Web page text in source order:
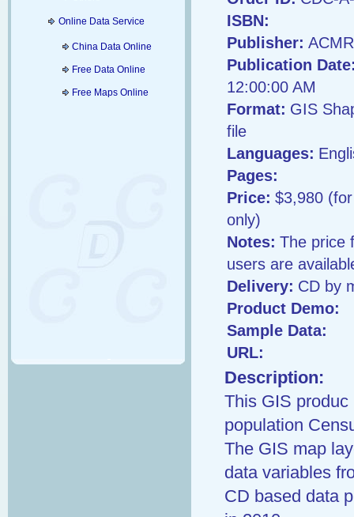
Online Data Service
China Data Online
Free Data Online
Free Maps Online
ISBN:
Publisher: ACMR
Publication
12:00:00 AM
Format: GIS
file
Languages:
Pages:
Price: $3,980
only)
Notes: The price
users are
Delivery: CD by
Product Demo:
Sample Data:
URL:
Description:
This GIS
population
The GIS map
data variables
CD based data